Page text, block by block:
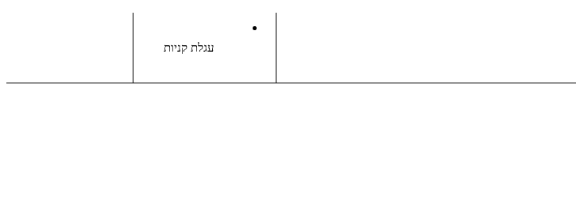
עגלת קניות